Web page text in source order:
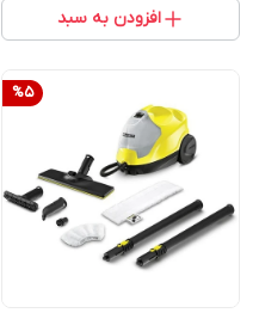
افزودن به سبد
%5